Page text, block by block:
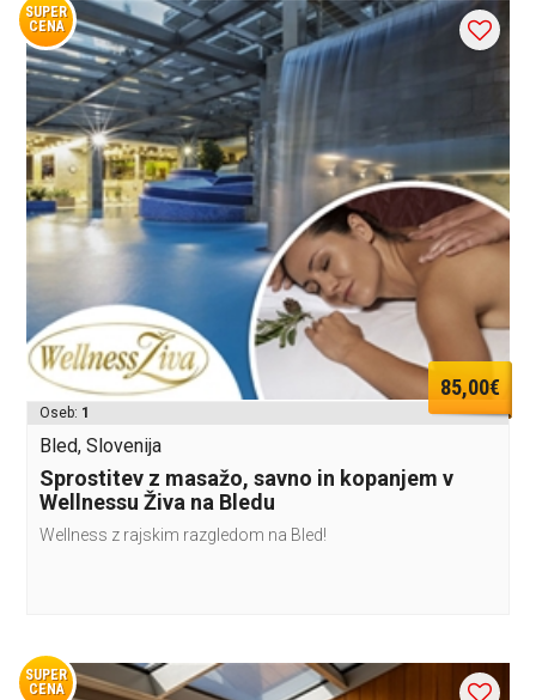
SUPER
CENA
85,00€
Oseb: 1
Bled, Slovenija
Sprostitev z masažo, savno in kopanjem v
Wellnessu Živa na Bledu
Wellness z rajskim razgledom na Bled!
SUPER
CENA